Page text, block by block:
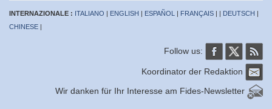
INTERNAZIONALE : ITALIANO | ENGLISH | ESPAÑOL | FRANÇAIS | | DEUTSCH |
CHINESE |
Follow us:
Koordinator der Redaktion
Wir danken für Ihr Interesse am Fides-Newsletter